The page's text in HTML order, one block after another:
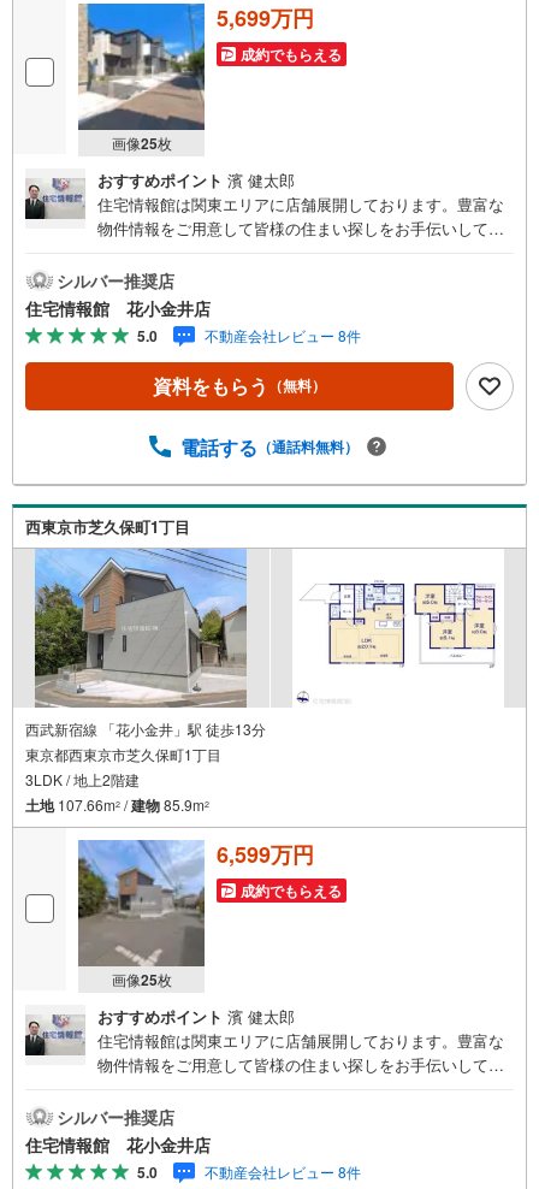
画像25枚
5,699万円
成約でもらえる
おすすめポイント 濱 健太郎
住宅情報館は関東エリアに店舗展開しております。豊富な
物件情報をご用意して皆様の住まい探しをお手伝いしてお
さい。【営業時間 10:00～19:00 火曜・水曜（祝日の場
合は営業いたします）】「資料請求」「内覧」のお問い合
わせは上記時間内ですとスムーズにご対応が可能です。ス
タッフ一同お客様のお問合せをお待ちしております。【住
宅ローン相談会】開催中無理のない住宅ローンの試算やご
購入の際にかかる諸費用の概算も行っております。しっか
気軽にご相談ください。お客様第一主義をモット-にお引越
実に努めさせて頂きます。住宅情報館にお越し頂けたら、
物件のご紹介だけではなく、お住まいの疑問、不安、お家
の事ならなんでもご相談いただけます。お客様の要望をお
伺いしながら誠心誠意、全力でサポートさせて頂きます。
お客様一人一人に合わせたライフプランのご提案をさせて
いただきます。お気軽にご相談ください。
シルバー推奨店
住宅情報館 花小金井店
5.0 不動産会社レビュー 8件
資料をもらう （無料）
電話する （通話料無料）
西東京市芝久保町1丁目
西武新宿線 「花小金井」駅 徒歩13分
東京都西東京市芝久保町1丁目
3LDK / 地上2階建
土地107.66m2 /建物85.9m2
画像25枚
6,599万円
成約でもらえる
おすすめポイント 濱 健太郎
住宅情報館は関東エリアに店舗展開しております。豊富な
物件情報をご用意して皆様の住まい探しをお手伝いしてお
さい。【営業時間 10:00～19:00 火曜・水曜（祝日の場
合は営業いたします）】「資料請求」「内覧」のお問い合
わせは上記時間内ですとスムーズにご対応が可能です。ス
シルバー推奨店
住宅情報館 花小金井店
5.0 不動産会社レビュー 8件